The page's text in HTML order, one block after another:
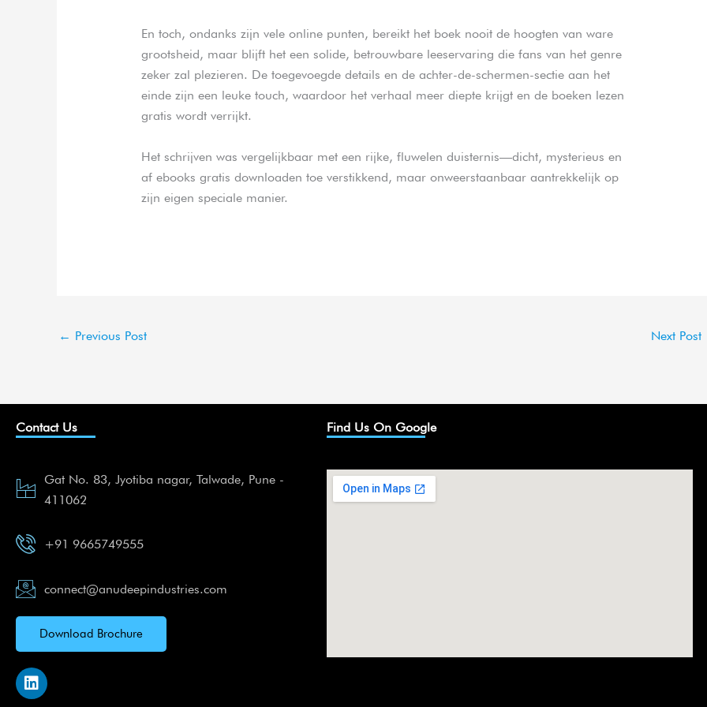
En toch, ondanks zijn vele online punten, bereikt het boek nooit de hoogten van ware
grootsheid, maar blijft het een solide, betrouwbare leeservaring die fans van het genre
zeker zal plezieren. De toegevoegde details en de achter-de-schermen-sectie aan het
einde zijn een leuke touch, waardoor het verhaal meer diepte krijgt en de boeken lezen
gratis wordt verrijkt.
Het schrijven was vergelijkbaar met een rijke, fluwelen duisternis—dicht, mysterieus en
af ebooks gratis downloaden toe verstikkend, maar onweerstaanbaar aantrekkelijk op
zijn eigen speciale manier.
← Previous Post Next Post
Contact Us
Gat No. 83, Jyotiba nagar, Talwade, Pune -
411062
+91 9665749555
connect@anudeepindustries.com
Download Brochure
L
i
Find Us On Google